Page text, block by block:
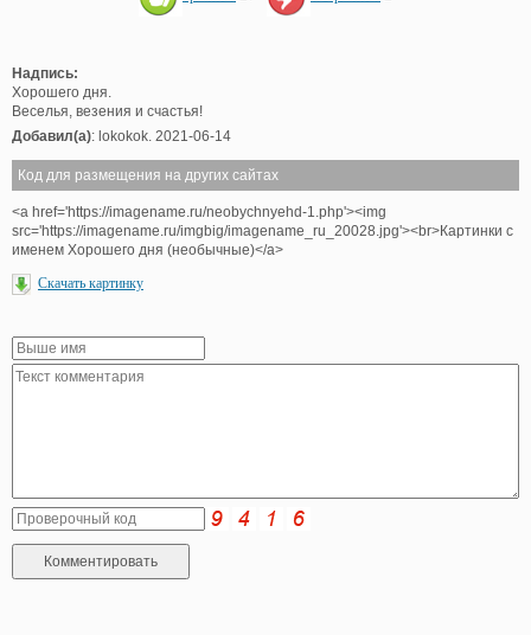
Надпись:
Хорошего дня.
Веселья, везения и счастья!
Добавил(а): lokokok. 2021-06-14
Код для размещения на других сайтах
<a href='https://imagename.ru/neobychnyehd-1.php'><img
src='https://imagename.ru/imgbig/imagename_ru_20028.jpg'><br>Картинки с
именем Хорошего дня (необычные)</a>
Скачать картинку